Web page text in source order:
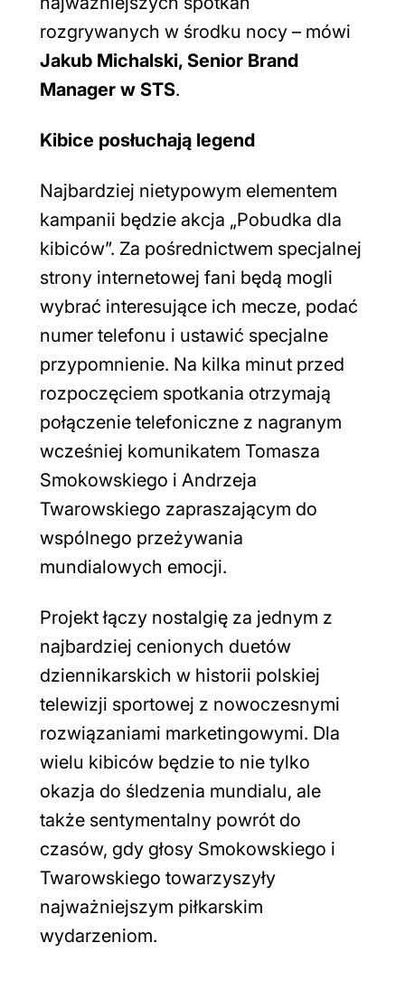
rozgrywanych w środku nocy – mówi
Jakub Michalski, Senior Brand
Manager w STS.
Kibice posłuchają legend
Najbardziej nietypowym elementem
kampanii będzie akcja „Pobudka dla
kibiców”. Za pośrednictwem specjalnej
strony internetowej fani będą mogli
wybrać interesujące ich mecze, podać
numer telefonu i ustawić specjalne
przypomnienie. Na kilka minut przed
rozpoczęciem spotkania otrzymają
połączenie telefoniczne z nagranym
wcześniej komunikatem Tomasza
Smokowskiego i Andrzeja
Twarowskiego zapraszającym do
wspólnego przeżywania
mundialowych emocji.
Projekt łączy nostalgię za jednym z
najbardziej cenionych duetów
dziennikarskich w historii polskiej
telewizji sportowej z nowoczesnymi
rozwiązaniami marketingowymi. Dla
wielu kibiców będzie to nie tylko
okazja do śledzenia mundialu, ale
także sentymentalny powrót do
czasów, gdy głosy Smokowskiego i
Twarowskiego towarzyszyły
najważniejszym piłkarskim
wydarzeniom.